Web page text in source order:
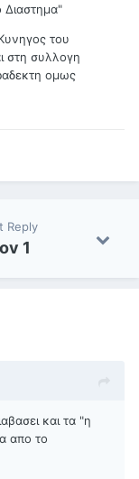
του
στη συλλογη
ομως
Reply
1
και τα "η
απο το